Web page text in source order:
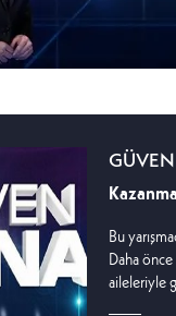
Bu
Daha
aileleriyle